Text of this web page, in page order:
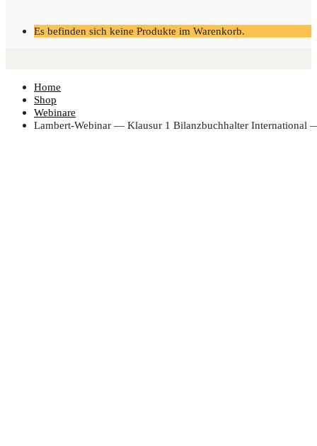
Es befinden sich keine Produkte im Warenkorb.
Home
Shop
Webinare
Lam­bert-Web­i­nar — Klau­sur 1 Bilanz­buch­hal­ter Inter­na­tio­nal